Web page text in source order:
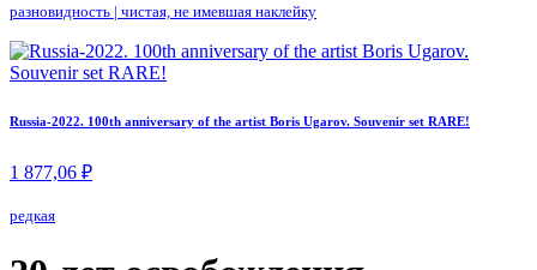
разновидность | чистая, не имевшая наклейку
Russia-2022. 100th anniversary of the artist Boris Ugarov. Souvenir set RARE!
1 877,06 ₽
редкая